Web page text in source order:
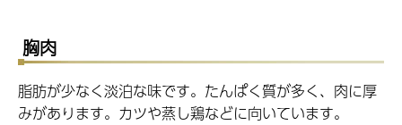
胸肉
脂肪が少なく淡泊な味です。たんぱく質が多く、肉に厚
みがあります。カツや蒸し鶏などに向いています。